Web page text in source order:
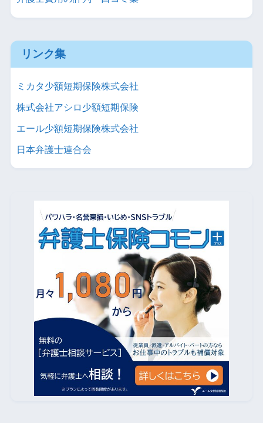
リンク集
ミカタ少額短期保険株式会社
株式会社アシロ少額短期保険
エール少額短期保険株式会社
日本弁護士連合会